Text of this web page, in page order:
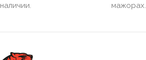
БРОНИРОВАННЫЙ
наличии.
мажорах.